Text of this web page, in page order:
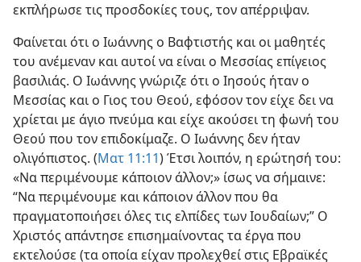
εκπλήρωσε τις προσδοκίες τους, τον απέρριψαν.
Φαίνεται ότι ο Ιωάννης ο Βαφτιστής και οι μαθητές
του ανέμεναν και αυτοί να είναι ο Μεσσίας επίγειος
βασιλιάς. Ο Ιωάννης γνώριζε ότι ο Ιησούς ήταν ο
Μεσσίας και ο Γιος του Θεού, εφόσον τον είχε δει να
χρίεται με άγιο πνεύμα και είχε ακούσει τη φωνή του
Θεού που τον επιδοκίμαζε. Ο Ιωάννης δεν ήταν
ολιγόπιστος. (Ματ 11:11) Έτσι λοιπόν, η ερώτησή του:
«Να περιμένουμε κάποιον άλλον;» ίσως να σήμαινε:
“Να περιμένουμε και κάποιον άλλον που θα
πραγματοποιήσει όλες τις ελπίδες των Ιουδαίων;” Ο
Χριστός απάντησε επισημαίνοντας τα έργα που
εκτελούσε (τα οποία είχαν προλεχθεί στις Εβραϊκές